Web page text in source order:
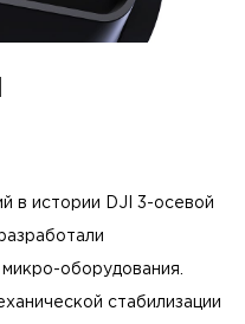
в истории DJI 3-осевой
оборудования.
стабилизации